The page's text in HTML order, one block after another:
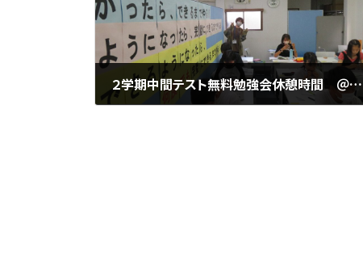
２学期中間テスト無料勉強会休憩時間 ＠城陽市寺田にある個別指導塾 勉楽個別【城陽中・西城陽中・北城陽中・南城陽中・東城陽中】